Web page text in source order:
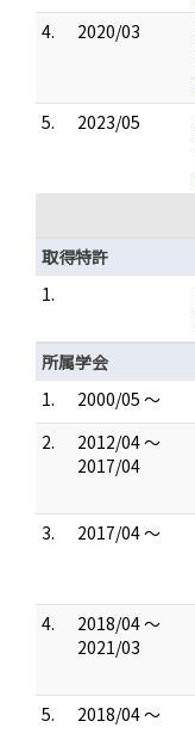
4. 2020/03
5. 2023/05
取得特許
1.
所属学会
1.
2000/05 ～
2.
2012/04 ～
2017/04
3.
2017/04 ～
4.
2018/04 ～
2021/03
5.
2018/04 ～